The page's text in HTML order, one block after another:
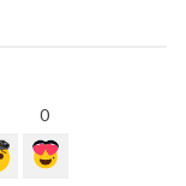
0